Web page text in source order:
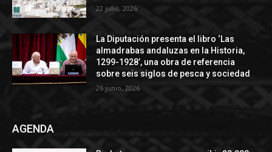
22 julio, 2026
La Diputación presenta el libro ‘Las
almadrabas andaluzas en la Historia,
1299-1928’, una obra de referencia
sobre seis siglos de pesca y sociedad
26 junio, 2026
AGENDA